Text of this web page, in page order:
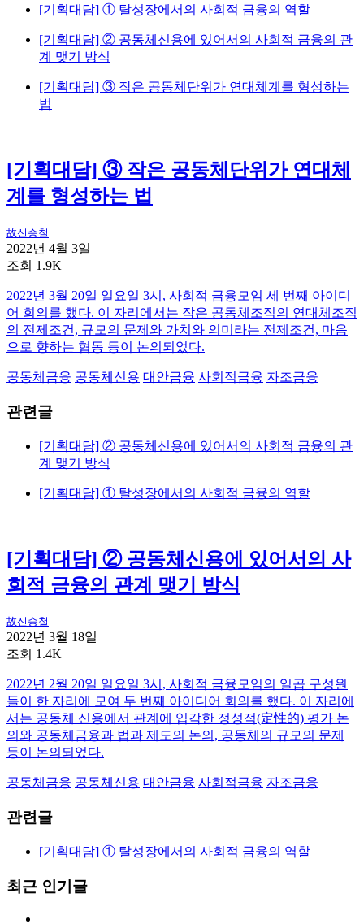
[기획대담] ① 탈성장에서의 사회적 금융의 역할
[기획대담] ② 공동체신용에 있어서의 사회적 금융의 관
계 맺기 방식
[기획대담] ③ 작은 공동체단위가 연대체계를 형성하는
법
[기획대담] ③ 작은 공동체단위가 연대체
계를 형성하는 법
故신승철
2022년 4월 3일
조회 1.9K
2022년 3월 20일 일요일 3시, 사회적 금융모임 세 번째 아이디
어 회의를 했다. 이 자리에서는 작은 공동체조직의 연대체조직
의 전제조건, 규모의 문제와 가치와 의미라는 전제조건, 마음
으로 향하는 협동 등이 논의되었다.
공동체금융 공동체신용 대안금융 사회적금융 자조금융
관련글
[기획대담] ② 공동체신용에 있어서의 사회적 금융의 관
계 맺기 방식
[기획대담] ① 탈성장에서의 사회적 금융의 역할
[기획대담] ② 공동체신용에 있어서의 사
회적 금융의 관계 맺기 방식
故신승철
2022년 3월 18일
조회 1.4K
2022년 2월 20일 일요일 3시, 사회적 금융모임의 일곱 구성원
들이 한 자리에 모여 두 번째 아이디어 회의를 했다. 이 자리에
서는 공동체 신용에서 관계에 입각한 정성적(定性的) 평가 논
의와 공동체금융과 법과 제도의 논의, 공동체의 규모의 문제
등이 논의되었다.
공동체금융 공동체신용 대안금융 사회적금융 자조금융
관련글
[기획대담] ① 탈성장에서의 사회적 금융의 역할
최근 인기글